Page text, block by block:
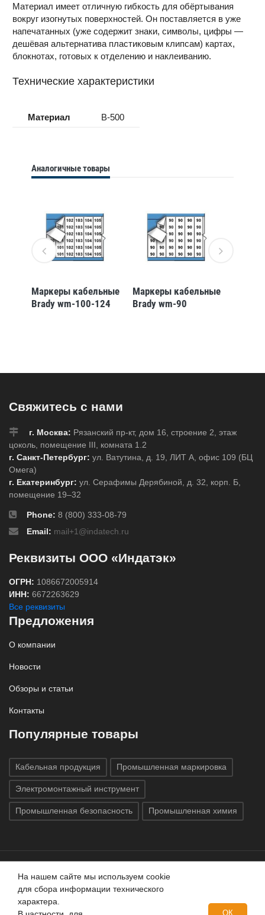
Материал имеет отличную гибкость для обёртывания
вокруг изогнутых поверхностей. Он поставляется в уже
напечатанных (уже содержит знаки, символы, цифры —
дешёвая альтернатива пластиковым клипсам) картах,
блокнотах, готовых к отделению и наклеиванию.
Технические характеристики
Материал B-500
Аналогичные товары
Маркеры кабельные
Brady wm-100-124
Маркеры кабельные
Brady wm-90
Свяжитесь с нами
г. Москва: Рязанский пр-кт, дом 16, строение 2, этаж
цоколь, помещение III, комната 1.2
г. Санкт-Петербург: ул. Ватутина, д. 19, ЛИТ А, офис 109 (БЦ
Омега)
г. Екатеринбург: ул. Серафимы Дерябиной, д. 32, корп. Б,
помещение 19–32
Phone: 8 (800) 333-08-79
Email: mail+1@indatech.ru
Реквизиты ООО «Индатэк»
ОГРН: 1086672005914
ИНН: 6672263629
Все реквизиты
Предложения
О компании
Новости
Обзоры и статьи
Контакты
Популярные товары
Кабельная продукция Промышленная маркировка
Электромонтажный инструмент
Промышленная безопасность Промышленная химия
Все права защищены © 2020 ГК «Индатэк»
защищены.Использование материалов с сайта запрещено.
Данный сайт не является публичной офертой, определяемой
На нашем сайте мы используем cookie
для сбора информации технического
характера.
ОК